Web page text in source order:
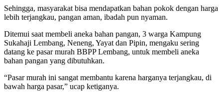
Sehingga, masyarakat bisa mendapatkan bahan pokok dengan harga
lebih terjangkau, pangan aman, ibadah pun nyaman.
Ditemui saat membeli aneka bahan pangan, 3 warga Kampung
Sukahaji Lembang, Neneng, Yayat dan Pipin, mengaku sering
datang ke pasar murah BBPP Lembang, untuk membeli aneka
bahan pangan yang dibutuhkan.
“Pasar murah ini sangat membantu karena harganya terjangkau, di
bawah harga pasar,” ucap ketiganya.